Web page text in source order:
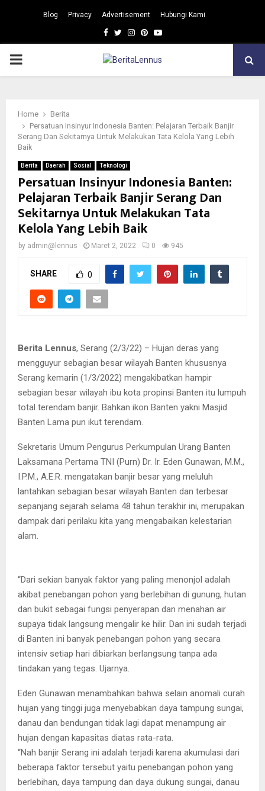
Blog Privacy Advertisement Hubungi Kami
Facebook
TwitterInstagram
Pinterest
Youtube
PRIMARY
Home
Berita
Persatuan Insinyur Indonesia Banten: Pelajaran Terbaik Banjir
Serang Dan Sekitarnya Untuk Melakukan Tata Kelola Yang Lebih
Baik
Berita Daerah Sosial Teknologi
Persatuan Insinyur Indonesia Banten:
Pelajaran Terbaik Banjir Serang Dan
Sekitarnya Untuk Melakukan Tata
Kelola Yang Lebih Baik
by admin@lennus Maret 2, 2022 0 945
SHARE 0
Berita Lennus, Serang (2/3/22) – Hujan deras yang
mengguyur sebagian besar wilayah Banten khususnya
Serang kemarin (1/3/2022) mengakibatkan hampir
sebagian besar wilayah ibu kota propinsi Banten itu lumpuh
total terendam banjir. Bahkan ikon Banten yakni Masjid
Banten Lama pun ikut terendam.
Sekretaris Umum Pengurus Perkumpulan Urang Banten
Laksamana Pertama TNI (Purn) Dr. Ir. Eden Gunawan, M.M.,
I.P.M., A.E.R. mengatakan banjir besar yang meluluh
lantahkan sebagian besar wilayah Banten dan terbesar
sepanjang sejarah selama 48 tahun terakhir ini, merupakan
dampak dari perilaku kita yang mengabaikan kelestarian
alam.
“Dari sekian banyak faktor yang paling menonjol adalah
akibat penebangan pohon yang berlebihan di gunung, hutan
dan bukit sebagai fungsi penyerapan dan menahan air
supaya tidak langsung mengalir ke hilir. Dan ini sudah terjadi
di Banten ini banyak penebangan pohon yang secara
intensiv setiap hari dibiarkan berlangsung tanpa ada
tindakan yang tegas. Ujarnya.
Eden Gunawan menambahkan bahwa selain anomali curah
hujan yang tinggi juga menyebabkan daya tampung sungai,
danau dan bendungan tidak lagi dapat menampung air
hujan dengan kapasitas diatas rata-rata.
“Nah banjir Serang ini adalah terjadi karena akumulasi dari
beberapa faktor tersebut yaitu penebangan pohon yang
berlebihan, daya tampung dan daya dukung sungai, danau